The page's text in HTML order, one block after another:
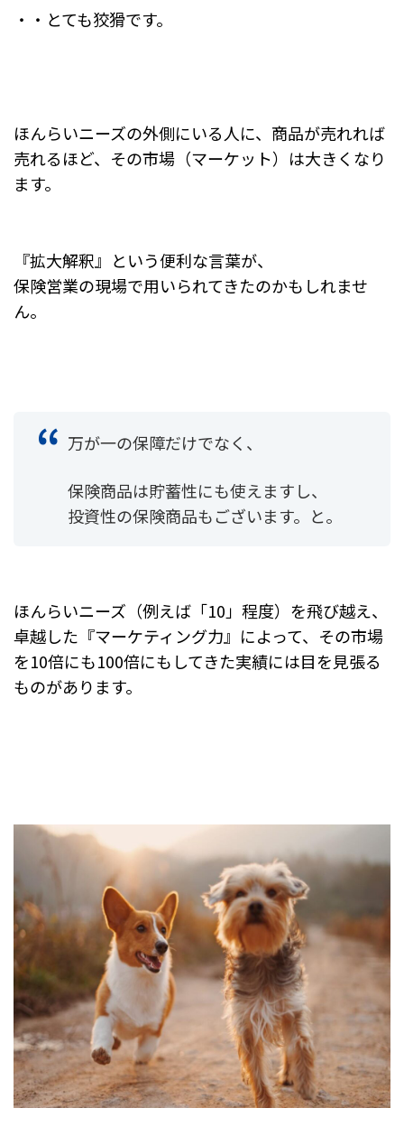
・・とても狡猾です。
ほんらいニーズの外側にいる人に、商品が売れれば
売れるほど、その市場（マーケット）は大きくなり
ます。
『拡大解釈』という便利な言葉が、
保険営業の現場で用いられてきたのかもしれませ
ん。
万が一の保障だけでなく、
保険商品は貯蓄性にも使えますし、
投資性の保険商品もございます。と。
ほんらいニーズ（例えば「10」程度）を飛び越え、
卓越した『マーケティング力』によって、その市場
を10倍にも100倍にもしてきた実績には目を見張る
ものがあります。